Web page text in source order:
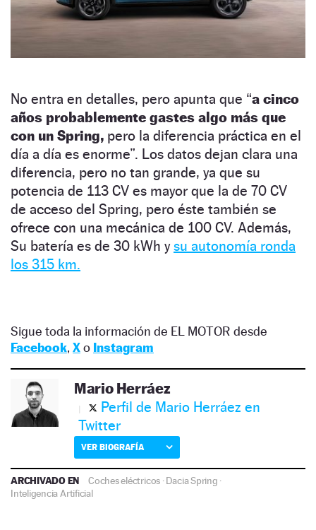
No entra en detalles, pero apunta que “a cinco
años probablemente gastes algo más que
con un Spring, pero la diferencia práctica en el
día a día es enorme”. Los datos dejan clara una
diferencia, pero no tan grande, ya que su
potencia de 113 CV es mayor que la de 70 CV
de acceso del Spring, pero éste también se
ofrece con una mecánica de 100 CV. Además,
Su batería es de 30 kWh ysu autonomía ronda
los 315 km.
Sigue toda la información de EL MOTOR desde
Facebook, Xo Instagram
Mario Herráez
Perfil de Mario Herráez en
Twitter
VER BIOGRAFÍA
ARCHIVADO EN Coches eléctricos ·Dacia Spring ·
Inteligencia Artificial